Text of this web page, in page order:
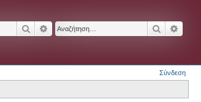
ΑναζήτησηΕιδική αναζήτηση
Σύνδεση